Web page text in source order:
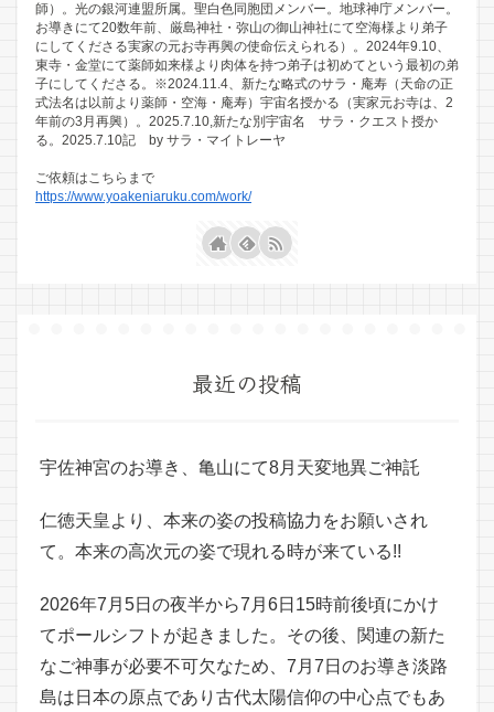
師）。光の銀河連盟所属。聖白色同胞団メンバー。地球神庁メンバー。
お導きにて20数年前、厳島神社・弥山の御山神社にて空海様より弟子
にしてくださる実家の元お寺再興の使命伝えられる）。2024年9.10、
東寺・金堂にて薬師如来様より肉体を持つ弟子は初めてという最初の弟
子にしてくださる。※2024.11.4、新たな略式のサラ・庵寿（天命の正
式法名は以前より薬師・空海・庵寿）宇宙名授かる（実家元お寺は、2
年前の3月再興）。2025.7.10,新たな別宇宙名 サラ・クエスト授か
る。2025.7.10記 by サラ・マイトレーヤ
ご依頼はこちらまで
https://www.yoakeniaruku.com/work/
最近の投稿
宇佐神宮のお導き、亀山にて8月天変地異ご神託
仁徳天皇より、本来の姿の投稿協力をお願いされ
て。本来の高次元の姿で現れる時が来ている!!
2026年7月5日の夜半から7月6日15時前後頃にかけ
てポールシフトが起きました。その後、関連の新た
なご神事が必要不可欠なため、7月7日のお導き淡路
島は日本の原点であり古代太陽信仰の中心点でもあ